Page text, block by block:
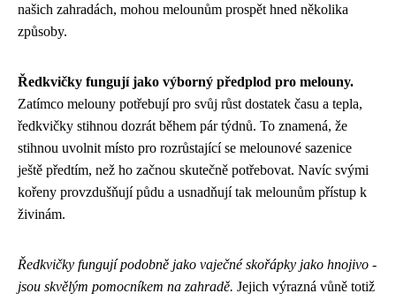
našich zahradách, mohou melounům prospět hned několika
způsoby.
Ředkvičky fungují jako výborný předplod pro melouny.
Zatímco melouny potřebují pro svůj růst dostatek času a tepla,
ředkvičky stihnou dozrát během pár týdnů. To znamená, že
stihnou uvolnit místo pro rozrůstající se melounové sazenice
ještě předtím, než ho začnou skutečně potřebovat. Navíc svými
kořeny provzdušňují půdu a usnadňují tak melounům přístup k
živinám.
Ředkvičky fungují podobně jako vaječné skořápky jako hnojivo -
jsou skvělým pomocníkem na zahradě. Jejich výrazná vůně totiž